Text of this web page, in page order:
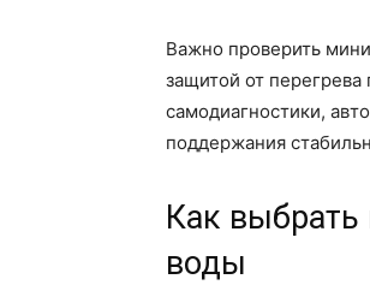
Важно проверить
защитой от
самодиагностики,
поддержания
Как выбрать
воды